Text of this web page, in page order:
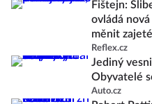
Fištejn:
ovládá
měnit
Reflex.cz
Jediný
Obyvatelé
Auto.cz